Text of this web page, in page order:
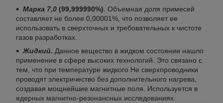
Марка 7,0 (99,999990%). Объемная доля примесей
составляет не более 0,00001%, что позволяет ее
использовать в сверхточных и требовательных к чистоте
газов разработках.
Жидкий. Данное вещество в жидком состоянии нашло
применение в сфере высоких технологий. Это связано с
тем, что при температуре жидкого He сверхпроводники
проводят электричество без дополнительного нагрева,
создавая мощнейшие магнитные поля. Используется в
ядерных магнитно-резонансных исследованиях.